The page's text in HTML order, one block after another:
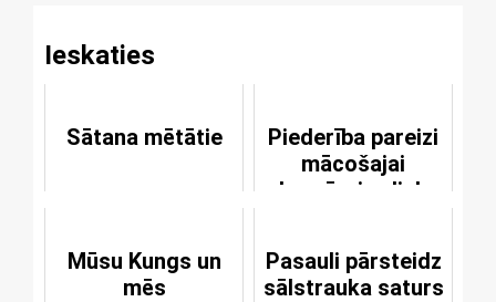
Ieskaties
Sātana mētātie
Piederība pareizi
mācošajai
baznīcai uzliek
Mūsu Kungs un
mēs
Pasauli pārsteidz
sālstrauka saturs